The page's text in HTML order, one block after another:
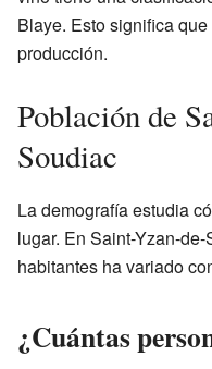
Blaye. Esto significa
producción.
Población de
Soudiac
La demografía estudia
lugar. En Saint-Yzan-
habitantes ha variado
¿Cuántas